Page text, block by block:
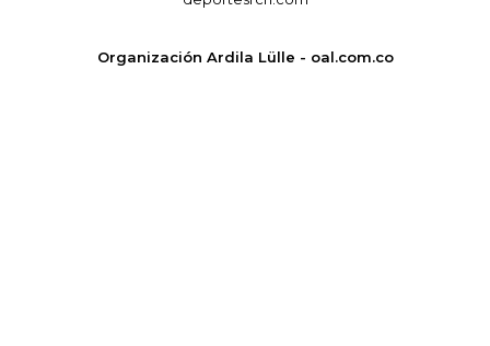
Organización Ardila Lülle - oal.com.co